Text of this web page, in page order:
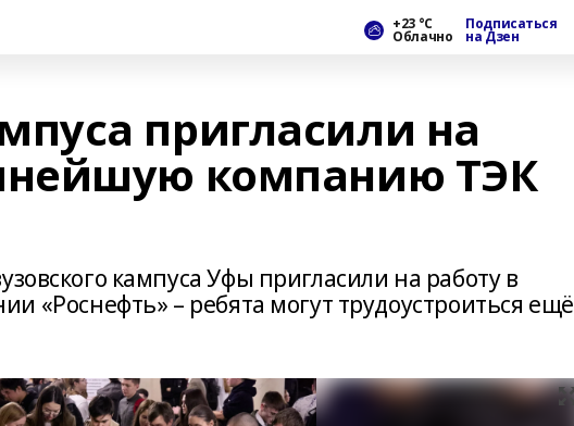
+23 °С
Облачно
Подписаться
на Дзен
пригласили на
компанию ТЭК
кампуса Уфы пригласили на работу в
«Роснефть» – ребята могут трудоустроиться ещё